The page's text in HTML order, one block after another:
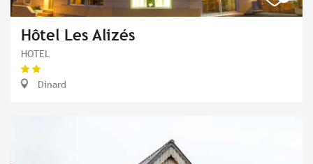
Hôtel Les Alizés
HOTEL
Dinard